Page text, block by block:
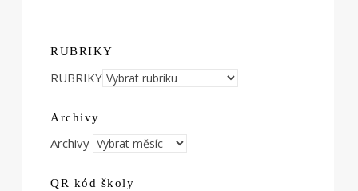
RUBRIKY
RUBRIKY
Archivy
Archivy
QR kód školy